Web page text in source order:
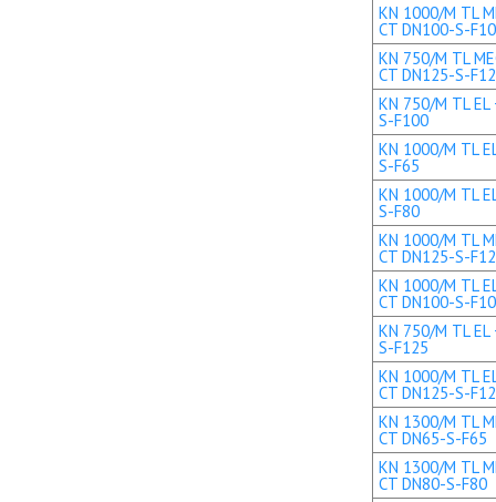
KN 1000/M TL
CT DN100-S-
KN 750/M TL
CT DN125-S-
KN 750/M TL EL
S-F100
KN 1000/M TL
S-F65
KN 1000/M TL
S-F80
KN 1000/M TL
CT DN125-S-
KN 1000/M TL
CT DN100-S-
KN 750/M TL EL
S-F125
KN 1000/M TL
CT DN125-S-
KN 1300/M TL
CT DN65-S-F65
KN 1300/M TL
CT DN80-S-F80